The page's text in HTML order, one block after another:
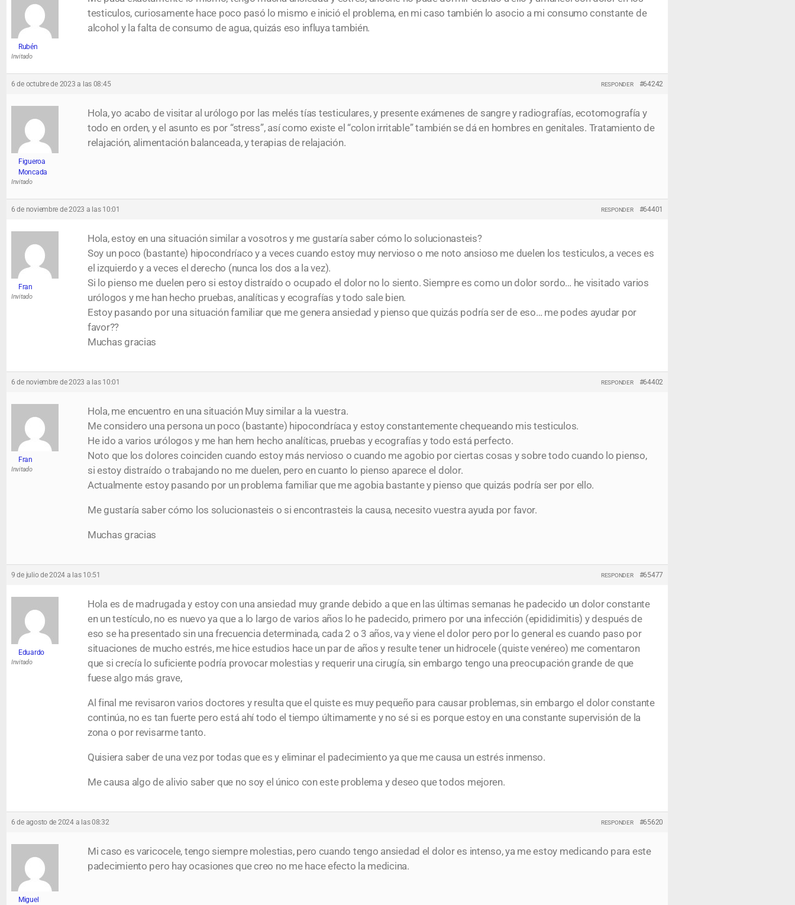
Rubén
Invitado
testiculos, curiosamente hace poco pasó lo mismo e inició el problema, en mi caso también lo asocio a mi consumo constante de
alcohol y la falta de consumo de agua, quizás eso influya también.
6 de octubre de 2023 a las 08:45 #64242
RESPONDER
Figueroa
Moncada
Invitado
Hola, yo acabo de visitar al urólogo por las melés tías testiculares, y presente exámenes de sangre y radiografías, ecotomografía y
todo en orden, y el asunto es por “stress”, así como existe el “colon irritable” también se dá en hombres en genitales. Tratamiento de
relajación, alimentación balanceada, y terapias de relajación.
6 de noviembre de 2023 a las 10:01 #64401
RESPONDER
Fran
Invitado
Hola, estoy en una situación similar a vosotros y me gustaría saber cómo lo solucionasteis?
Soy un poco (bastante) hipocondríaco y a veces cuando estoy muy nervioso o me noto ansioso me duelen los testiculos, a veces es
el izquierdo y a veces el derecho (nunca los dos a la vez).
Si lo pienso me duelen pero si estoy distraído o ocupado el dolor no lo siento. Siempre es como un dolor sordo… he visitado varios
urólogos y me han hecho pruebas, analíticas y ecografías y todo sale bien.
Estoy pasando por una situación familiar que me genera ansiedad y pienso que quizás podría ser de eso… me podes ayudar por
favor??
Muchas gracias
6 de noviembre de 2023 a las 10:01 #64402
RESPONDER
Fran
Invitado
Hola, me encuentro en una situación Muy similar a la vuestra.
Me considero una persona un poco (bastante) hipocondríaca y estoy constantemente chequeando mis testiculos.
He ido a varios urólogos y me han hem hecho analíticas, pruebas y ecografías y todo está perfecto.
Noto que los dolores coinciden cuando estoy más nervioso o cuando me agobio por ciertas cosas y sobre todo cuando lo pienso,
si estoy distraído o trabajando no me duelen, pero en cuanto lo pienso aparece el dolor.
Actualmente estoy pasando por un problema familiar que me agobia bastante y pienso que quizás podría ser por ello.
Me gustaría saber cómo los solucionasteis o si encontrasteis la causa, necesito vuestra ayuda por favor.
Muchas gracias
9 de julio de 2024 a las 10:51 #65477
RESPONDER
Eduardo
Invitado
Hola es de madrugada y estoy con una ansiedad muy grande debido a que en las últimas semanas he padecido un dolor constante
en un testículo, no es nuevo ya que a lo largo de varios años lo he padecido, primero por una infección (epididimitis) y después de
eso se ha presentado sin una frecuencia determinada, cada 2 o 3 años, va y viene el dolor pero por lo general es cuando paso por
situaciones de mucho estrés, me hice estudios hace un par de años y resulte tener un hidrocele (quiste venéreo) me comentaron
que si crecía lo suficiente podría provocar molestias y requerir una cirugía, sin embargo tengo una preocupación grande de que
fuese algo más grave,
Al final me revisaron varios doctores y resulta que el quiste es muy pequeño para causar problemas, sin embargo el dolor constante
continúa, no es tan fuerte pero está ahí todo el tiempo últimamente y no sé si es porque estoy en una constante supervisión de la
zona o por revisarme tanto.
Quisiera saber de una vez por todas que es y eliminar el padecimiento ya que me causa un estrés inmenso.
Me causa algo de alivio saber que no soy el único con este problema y deseo que todos mejoren.
6 de agosto de 2024 a las 08:32 #65620
RESPONDER
Miguel
Mi caso es varicocele, tengo siempre molestias, pero cuando tengo ansiedad el dolor es intenso, ya me estoy medicando para este
padecimiento pero hay ocasiones que creo no me hace efecto la medicina.